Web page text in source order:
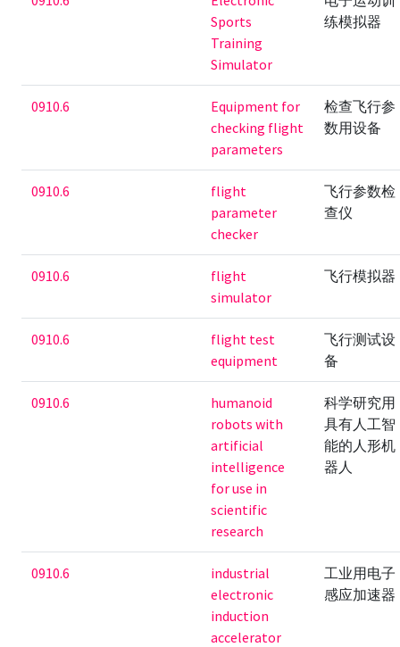
Sports
Training
Simulator
练模拟器
0910.6
Equipment for
checking flight
parameters
检查飞行参
数用设备
0910.6
flight
parameter
checker
飞行参数检
查仪
0910.6
flight
simulator
飞行模拟器
0910.6
flight test
equipment
飞行测试设
备
0910.6
humanoid
robots with
artificial
intelligence
for use in
scientific
research
科学研究用
具有人工智
能的人形机
器人
0910.6
industrial
electronic
induction
accelerator
工业用电子
感应加速器